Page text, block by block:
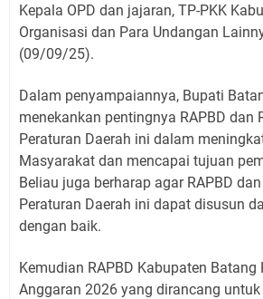
Kepala OPD dan jajaran, TP-PKK
Organisasi dan Para Undangan
(09/09/25).
Dalam penyampaiannya, Bupati
menekankan pentingnya RAPBD dan
Peraturan Daerah ini dalam
Masyarakat dan mencapai tujuan
Beliau juga berharap agar RAPBD
Peraturan Daerah ini dapat disusun
dengan baik.
Kemudian RAPBD Kabupaten Batang
Anggaran 2026 yang dirancang